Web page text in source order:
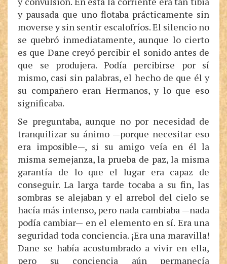
y pausada que uno flotaba prácticamente sin
moverse y sin sentir escalofríos. El silencio no
se quebró inmediatamente, aunque lo cierto
es que Dane creyó percibir el sonido antes de
que se produjera. Podía percibirse por sí
mismo, casi sin palabras, el hecho de que él y
su compañero eran Hermanos, y lo que eso
significaba.
Se preguntaba, aunque no por necesidad de
tranquilizar su ánimo —porque necesitar eso
era imposible—, si su amigo veía en él la
misma semejanza, la prueba de paz, la misma
garantía de lo que el lugar era capaz de
conseguir. La larga tarde tocaba a su fin, las
sombras se alejaban y el arrebol del cielo se
hacía más intenso, pero nada cambiaba —nada
podía cambiar— en el elemento en sí. Era una
seguridad toda conciencia. ¡Era una maravilla!
Dane se había acostumbrado a vivir en ella,
pero su conciencia aún permanecía